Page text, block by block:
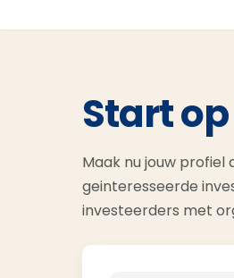
Start
Maak nu jouw
geinteresseerde
investeerders met